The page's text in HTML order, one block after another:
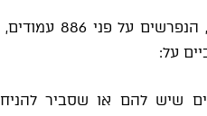
הכללים
על:
שיש להם או שסביר